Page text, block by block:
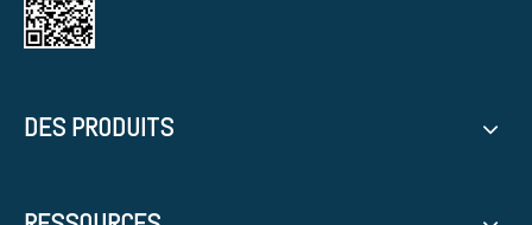
DES PRODUITS